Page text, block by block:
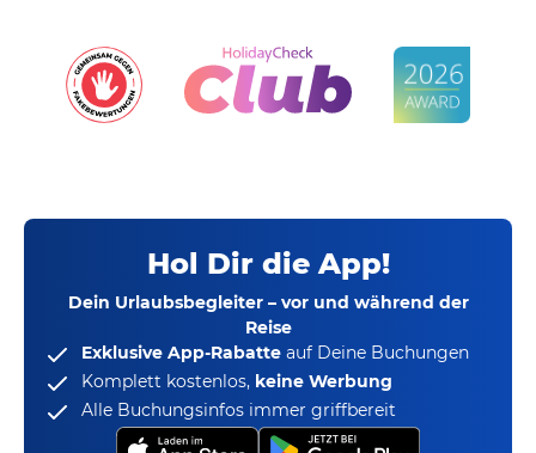
Hol Dir die App!
Dein Urlaubsbegleiter – vor und während der
Reise
Exklusive App-Rabatte auf Deine Buchungen
Komplett kostenlos, keine Werbung
Alle Buchungsinfos immer griffbereit